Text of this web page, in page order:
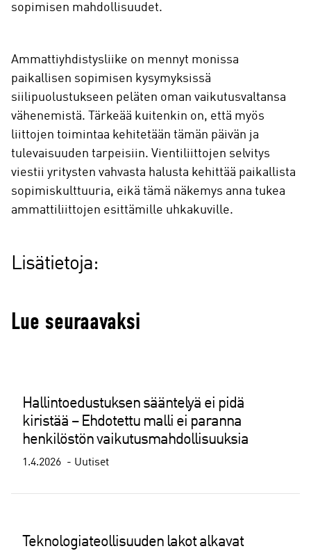
sopimisen mahdollisuudet.
Ammattiyhdistysliike on mennyt monissa
paikallisen sopimisen kysymyksissä
siilipuolustukseen peläten oman vaikutusvaltansa
vähenemistä. Tärkeää kuitenkin on, että myös
liittojen toimintaa kehitetään tämän päivän ja
tulevaisuuden tarpeisiin. Vientiliittojen selvitys
viestii yritysten vahvasta halusta kehittää paikallista
sopimiskulttuuria, eikä tämä näkemys anna tukea
ammattiliittojen esittämille uhkakuville.
Lisätietoja:
Lue seuraavaksi
Hallintoedustuksen sääntelyä ei pidä
kiristää – Ehdotettu malli ei paranna
henkilöstön vaikutusmahdollisuuksia
1.4.2026 Uutiset
Teknologiateollisuuden lakot alkavat